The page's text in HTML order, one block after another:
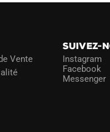
produit
Vente
SUIVEZ-
Instagram
Facebook
Messenger